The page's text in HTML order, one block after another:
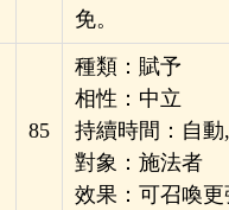
免。
85
種類：賦予
相性：中立
持續時間： 自
對象： 施法者
效果：可召喚